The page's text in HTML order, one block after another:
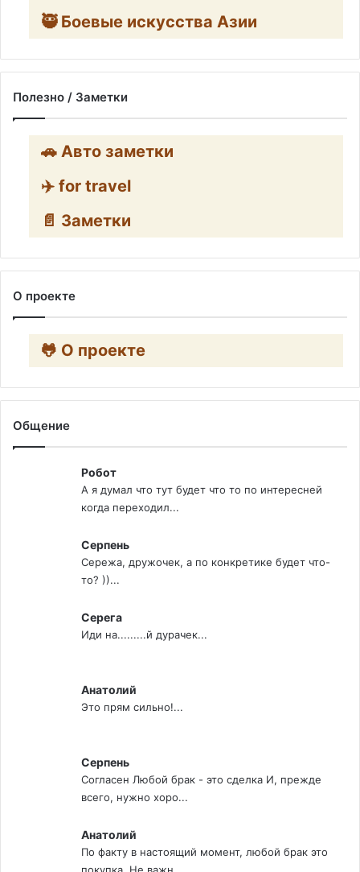
🥷 Боевые искусства Азии
Полезно / Заметки
🚗 Авто заметки
✈️ for travel
📄 Заметки
О проекте
🐸 О проекте
Общение
Робот
А я думал что тут будет что то по интересней
когда переходил...
Серпень
Сережа, дружочек, а по конкретике будет что-
то? ))...
Серега
Иди на.........й дурачек...
Анатолий
Это прям сильно!...
Серпень
Согласен Любой брак - это сделка И, прежде
всего, нужно хоро...
Анатолий
По факту в настоящий момент, любой брак это